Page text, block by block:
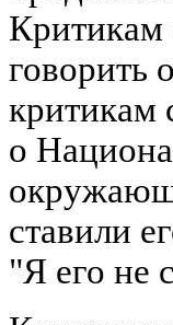
Критикам
говорить
критикам
о
ставили
"Я его не